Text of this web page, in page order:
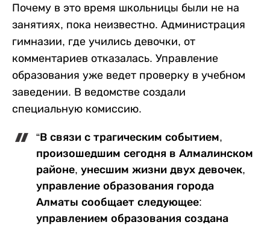
Почему в это время школьницы были не на
занятиях, пока неизвестно. Администрация
гимназии, где учились девочки, от
комментариев отказалась. Управление
образования уже ведет проверку в учебном
заведении. В ведомстве создали
специальную комиссию.
“В связи с трагическим событием,
произошедшим сегодня в Алмалинском
районе, унесшим жизни двух девочек,
управление образования города
Алматы сообщает следующее:
управлением образования создана